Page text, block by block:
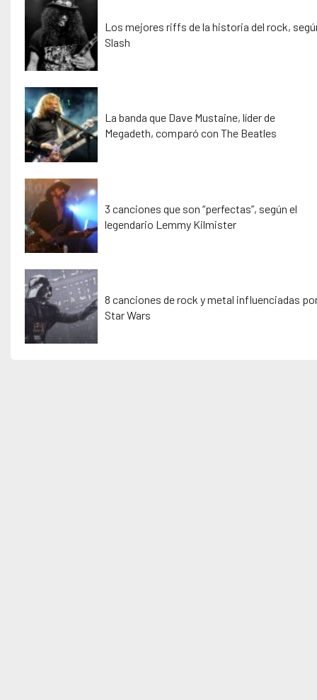
Los mejores riffs de la historia del rock,
Slash
La banda que Dave Mustaine, líder de
Megadeth, comparó con The Beatles
3 canciones que son “perfectas”, según el
legendario Lemmy Kilmister
8 canciones de rock y metal influenciadas
Star Wars